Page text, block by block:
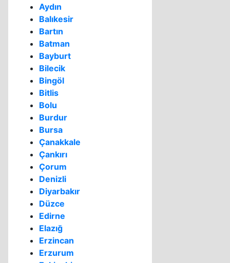
Aydın
Balıkesir
Bartın
Batman
Bayburt
Bilecik
Bingöl
Bitlis
Bolu
Burdur
Bursa
Çanakkale
Çankırı
Çorum
Denizli
Diyarbakır
Düzce
Edirne
Elazığ
Erzincan
Erzurum